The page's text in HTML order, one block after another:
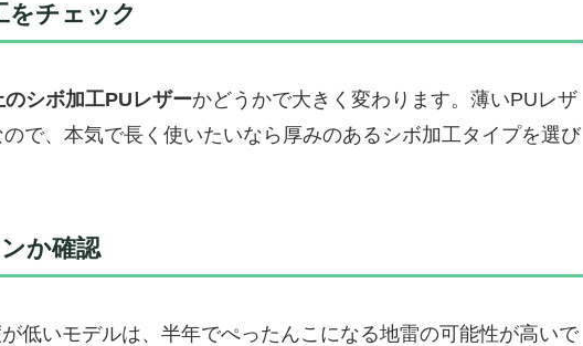
チェック
シボ加工PUレザーかどうかで大きく変わります。薄いPUレザ
で、本気で長く使いたいなら厚みのあるシボ加工タイプを選び
か確認
低いモデルは、半年でぺったんこになる地雷の可能性が高いで